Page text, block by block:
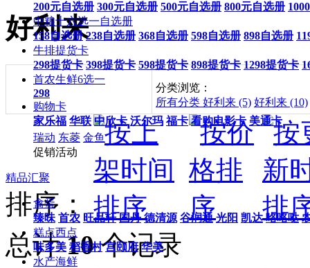
200元自选册 300元自选册 500元自选册 800元自选册
中粮十六选一自选册
158自选册 238自选册 368自选册 598自选册 898自选册
牛排提货卡
298提货卡 398提货卡 598提货卡 898提货卡 1298提货卡
首农生鲜6选一
298
购物卡
家乐福 华联 中欣卡 沃尔玛 福卡 看购电影卡 美通卡
瑞动 东菱 金鱼
促销活动
精品汇聚
禽蛋
臻味 首农 旺品轩 国丹 德清源 谷润通 光阳 凯达 咯咯哒
糕点西点
味多美 稻香村 宫颐府 华美
水产海鲜
好利来
分类浏览：
所有分类 好利来 (5) 好利来 (10)
排序：
总计10个记录